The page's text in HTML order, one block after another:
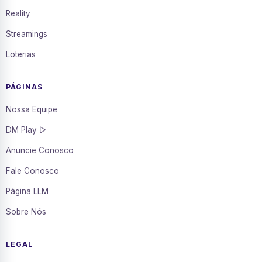
Reality
Streamings
Loterias
PÁGINAS
Nossa Equipe
DM Play ▷
Anuncie Conosco
Fale Conosco
Página LLM
Sobre Nós
LEGAL